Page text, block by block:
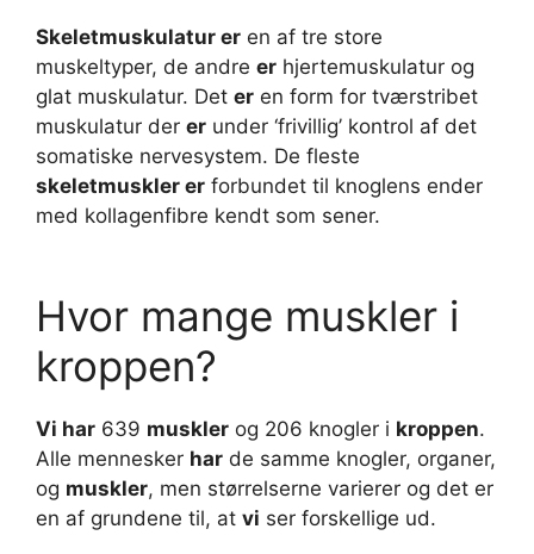
Skeletmuskulatur er en af tre store
muskeltyper, de andre er hjertemuskulatur og
glat muskulatur. Det er en form for tværstribet
muskulatur der er under ‘frivillig’ kontrol af det
somatiske nervesystem. De fleste
skeletmuskler er forbundet til knoglens ender
med kollagenfibre kendt som sener.
Hvor mange muskler i
kroppen?
Vi har 639 muskler og 206 knogler i kroppen.
Alle mennesker har de samme knogler, organer,
og muskler, men størrelserne varierer og det er
en af grundene til, at vi ser forskellige ud.